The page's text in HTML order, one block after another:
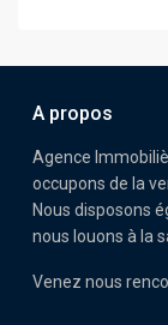
A propos
Agence
occupons de la
Nous disposons
nous louons à la
Venez nous